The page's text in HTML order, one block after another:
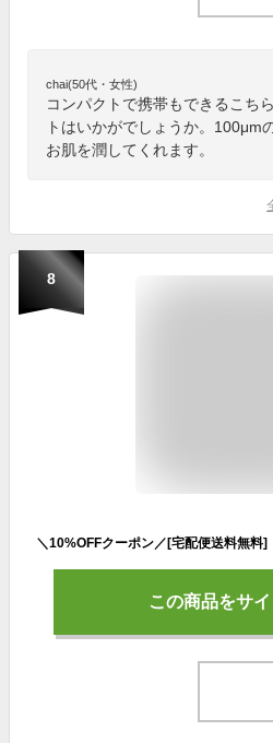
chai(50代・女性)
コンパクトで携帯もできるこち
トはいかがでしょうか。100μm
お肌を潤してくれます。
8
この商品をサ